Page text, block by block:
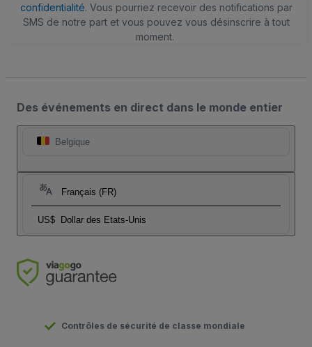
confidentialité. Vous pourriez recevoir des notifications par
SMS de notre part et vous pouvez vous désinscrire à tout
moment.
Des événements en direct dans le monde entier
Belgique
Français (FR)
US$ Dollar des Etats-Unis
Contrôles de sécurité de classe mondiale